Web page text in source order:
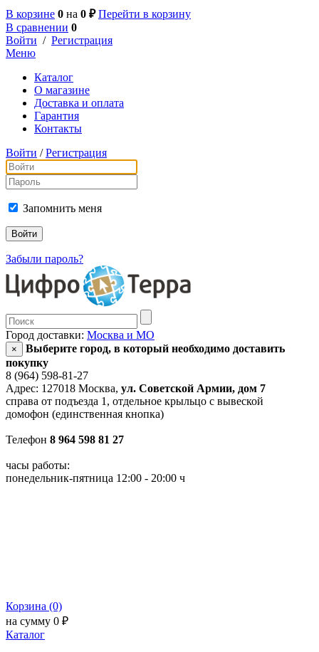
В корзине 0 на 0 ₽ Перейти в корзину
В сравнении 0
Войти / Регистрация
Меню
Каталог
О магазине
Доставка и оплата
Гарантия
Контакты
Войти / Регистрация
Запомнить меня
Забыли пароль?
Город доставки: Москва и МО
×
Выберите город, в который необходимо доставить
покупку
8 (964) 598-81-27
Адрес: 127018 Москва, ул. Советской Армии, дом 7
справа от подъезда 1, отдельное крыльцо с вывеской
домофон (единственная кнопка)
Телефон 8 964 598 81 27
часы работы:
понедельник-пятница 12:00 - 20:00 ч
Корзина (0)
на сумму 0 ₽
Каталог